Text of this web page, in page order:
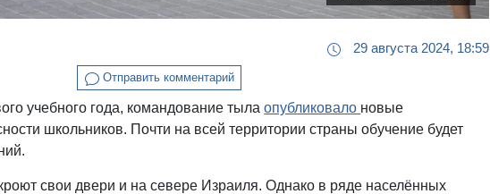
29 августа 2024, 18:59
Отправить комментарий
учебного года, командование тылаопубликовало новые
школьников. Почти на всей территории страны обучение будет
свои двери и на севере Израиля. Однако в ряде населённых